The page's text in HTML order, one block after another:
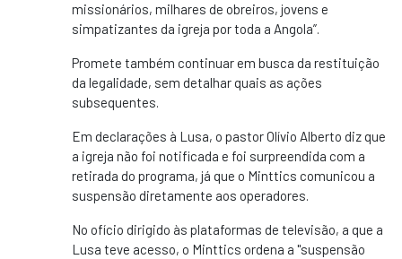
missionários, milhares de obreiros, jovens e
simpatizantes da igreja por toda a Angola”.
Promete também continuar em busca da restituição
da legalidade, sem detalhar quais as ações
subsequentes.
Em declarações à Lusa, o pastor Olívio Alberto diz que
a igreja não foi notificada e foi surpreendida com a
retirada do programa, já que o Minttics comunicou a
suspensão diretamente aos operadores.
No ofício dirigido às plataformas de televisão, a que a
Lusa teve acesso, o Minttics ordena a "suspensão